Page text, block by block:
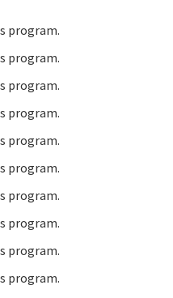
program.
program.
program.
program.
program.
program.
program.
program.
program.
program.